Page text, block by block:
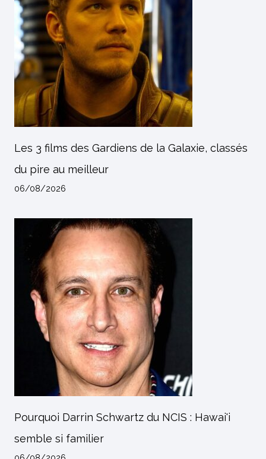
Les 3 films des Gardiens de la Galaxie, classés
du pire au meilleur
06/08/2026
Pourquoi Darrin Schwartz du NCIS : Hawai'i
semble si familier